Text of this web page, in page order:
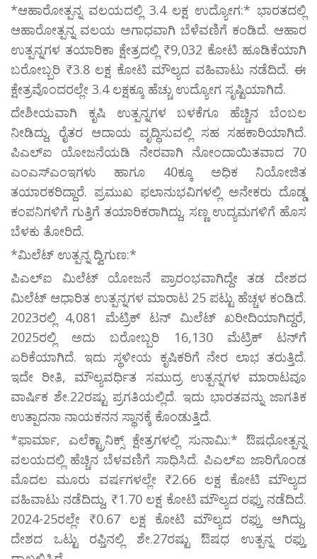
*ಆಹಾರೋತ್ಪನ್ನ ವಲಯದಲ್ಲಿ 3.4 ಲಕ್ಷ ಉದ್ಯೋಗ:* ಭಾರತದಲ್ಲಿ
ಆಹಾರೋತ್ಪನ್ನ ವಲಯ ಅಗಾಧವಾಗಿ ಬೆಳೆವಣಿಗೆ ಕಂಡಿದೆ. ಆಹಾರ
ಉತ್ಪನ್ನಗಳ ತಯಾರಿಕಾ ಕ್ಷೇತ್ರದಲ್ಲಿ ₹9,032 ಕೋಟಿ ಹೂಡಿಕೆಯಾಗಿ
ಬರೋಬ್ಬರಿ ₹3.8 ಲಕ್ಷ ಕೋಟಿ ಮೌಲ್ಯದ ವಹಿವಾಟು ನಡೆದಿದೆ. ಈ
ಕ್ಷೇತ್ರವೊಂದರಲ್ಲೇ 3.4 ಲಕ್ಷಕ್ಕೂ ಹೆಚ್ಚು ಉದ್ಯೋಗ ಸೃಷ್ಟಿಯಾಗಿದೆ.
ದೇಶೀಯವಾಗಿ ಕೃಷಿ ಉತ್ಪನ್ನಗಳ ಬಳಕೆಗೂ ಹೆಚ್ಚಿನ ಬೆಂಬಲ
ನೀಡಿದ್ದು, ರೈತರ ಆದಾಯ ವೃದ್ಧಿಸುವಲ್ಲಿ ಸಹ ಸಹಕಾರಿಯಾಗಿದೆ.
ಪಿಎಲ್‌ಐ ಯೋಜನೆಯಡಿ ನೇರವಾಗಿ ನೋಂದಾಯಿತವಾದ 70
ಎಂಎಸ್ಎಂಇಗಳು ಹಾಗೂ 40ಕ್ಕೂ ಅಧಿಕ ನಿಯೋಜಿತ
ತಯಾರಕರಿದ್ದಾರೆ. ಪ್ರಮುಖ ಫಲಾನುಭವಿಗಳಲ್ಲಿ ಅನೇಕರು ದೊಡ್ಡ
ಕಂಪನಿಗಳಿಗೆ ಗುತ್ತಿಗೆ ತಯಾರಿಕರಾಗಿದ್ದು, ಸಣ್ಣ ಉದ್ಯಮಗಳಿಗೆ ಹೊಸ
ಬೆಳಕು ತೋರಿದೆ.
*ಮಿಲೆಟ್‌ ಉತ್ಪನ್ನ ದ್ವಿಗುಣ:*
ಪಿಎಲ್‌ಐ ಮಿಲೆಟ್ ಯೋಜನೆ ಪ್ರಾರಂಭವಾಗಿದ್ದೇ ತಡ ದೇಶದ
ಮಿಲೆಟ್ ಆಧಾರಿತ ಉತ್ಪನ್ನಗಳ ಮಾರಾಟ 25 ಪಟ್ಟು ಹೆಚ್ಚಳ ಕಂಡಿದೆ.
2023ರಲ್ಲಿ 4,081 ಮೆಟ್ರಿಕ್ ಟನ್‌ ಮಿಲೆಟ್ ಖರೀದಿಯಾಗಿದ್ದರೆ,
2025ರಲ್ಲಿ ಅದು ಬರೋಬ್ಬರಿ 16,130 ಮೆಟ್ರಿಕ್ ಟನ್‌ಗೆ
ಏರಿಕೆಯಾಗಿದೆ. ಇದು ಸ್ಥಳೀಯ ಕೃಷಿಕರಿಗೆ ನೇರ ಲಾಭ ತರುತ್ತಿದೆ.
ಇದೇ ರೀತಿ, ಮೌಲ್ಯವರ್ಧಿತ ಸಮುದ್ರ ಉತ್ಪನ್ನಗಳ ಮಾರಾಟವೂ
ವಾರ್ಷಿಕ ಶೇ.22ರಷ್ಟು ಪ್ರಗತಿಯಲ್ಲಿದೆ. ಇದು ಭಾರತವನ್ನು ಜಾಗತಿಕ
ಉತ್ಪಾದನಾ ನಾಯಕನನ ಸ್ಥಾನಕ್ಕೆ ಕೊಂಡುತ್ತಿದೆ.
*ಫಾರ್ಮಾ, ಎಲೆಕ್ಟ್ರಾನಿಕ್ಸ್‌ ಕ್ಷೇತ್ರಗಳಲ್ಲಿ ಸುನಾಮಿ:* ಔಷಧೋತ್ಪನ್ನ
ವಲಯದಲ್ಲಿ ಹೆಚ್ಚಿನ ಬೆಳವಣಿಗೆ ಸಾಧಿಸಿದೆ. ಪಿಎಲ್‌ಐ ಜಾರಿಗೊಂಡ
ಮೊದಲ ಮೂರು ವರ್ಷಗಳಲ್ಲೇ ₹2.66 ಲಕ್ಷ ಕೋಟಿ ಮೌಲ್ಯದ
ವಹಿವಾಟು ನಡೆದಿದ್ದು, ₹1.70 ಲಕ್ಷ ಕೋಟಿ ಮೌಲ್ಯದ ರಫ್ತು ನಡೆದಿದೆ.
2024-25ರಲ್ಲೇ ₹0.67 ಲಕ್ಷ ಕೋಟಿ ಮೌಲ್ಯದ ರಫ್ತು ಆಗಿದ್ದು,
ದೇಶದ ಒಟ್ಟು ರಫ್ತಿನಲ್ಲಿ ಶೇ.27ರಷ್ಟು ಔಷಧ ಉತ್ಪನ್ನ ರಫ್ತು